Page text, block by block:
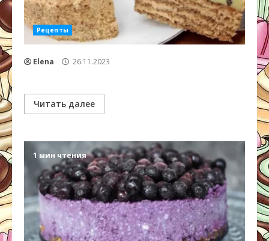
Рецепты
Elena 26.11.2023
Читать далее
1 мин чтения